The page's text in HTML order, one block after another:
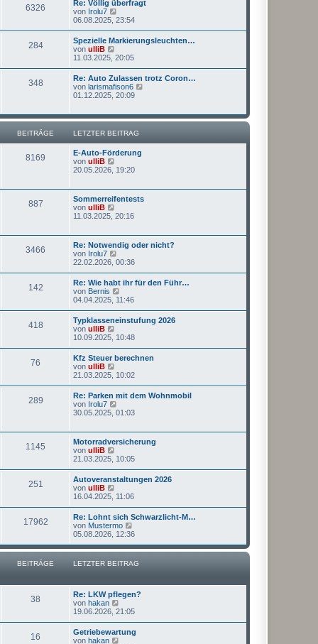
g
s
r
B
t
r
a
6326
Re: Völlig überfragt
von Irolu7
e
s
t
e
r
B
e
i
r
a
g
06.08.2025, 23:54
284
Spezielle Markierungsleuchten…
von ulliB
e
e
s
t
e
B
i
t
r
g
11.03.2025, 20:05
348
Re: Auto Zulassen trotz Coron…
von larismafison6
s
r
r
a
01.12.2025, 20:09
BEITRÄGE LETZTER BEITRAG
8169
E-Auto-Förderung
von ulliB
e
s
t
e
r
e
i
t
r
a
g
20.05.2026, 19:20
887
Sommerreifentests
von ulliB
e
t
e
r
B
e
i
t
r
a
g
11.03.2025, 20:16
3466
Re: Notwendig oder nicht?
von Irolu7
e
s
t
e
r
B
i
t
r
a
g
22.02.2026, 00:36
142
Re: Wie habt ihr für den Führ…
von Bernis
e
e
s
t
e
r
B
i
t
r
a
g
04.04.2025, 11:46
418
Typklasseneinstufung 2026
von ulliB
e
e
s
t
e
r
B
e
i
r
a
g
10.09.2025, 10:48
76
Kfz Steuer berechnen
von ulliB
e
s
t
e
B
e
t
r
a
g
21.03.2025, 10:02
289
Re: Parken mit dem Wohnmobil
von Irolu7
e
t
e
r
B
e
t
r
a
g
30.05.2025, 01:03
1145
Motorradversicherung
von ulliB
e
s
t
e
r
B
e
i
t
r
a
g
21.03.2025, 10:05
251
Autoveranstaltungen 2026
von ulliB
e
e
s
t
e
r
e
a
g
16.04.2025, 11:06
17962
Re: Lohnt sich Schwarzlicht-M…
von Mustermo
e
e
t
r
B
i
a
05.08.2026, 12:36
BEITRÄGE LETZTER BEITRAG
38
Re: LKW pflegen?
von hakan
e
s
19.06.2026, 21:05
16
Getriebewartung
von hakan